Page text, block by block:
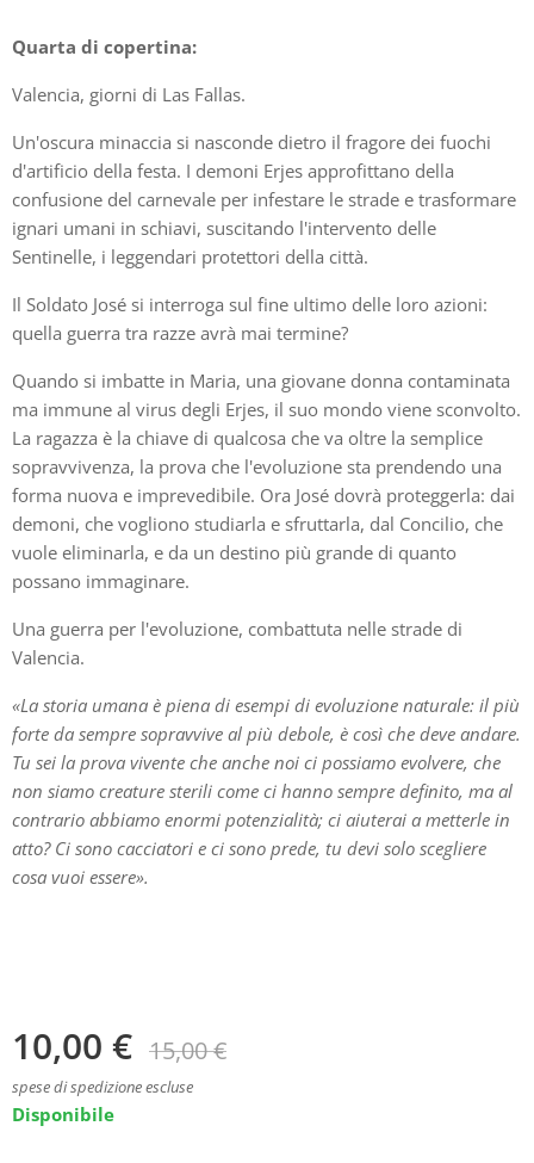
Quarta di copertina:
Valencia, giorni di Las Fallas.
Un'oscura minaccia si nasconde dietro il fragore dei fuochi
d'artificio della festa. I demoni Erjes approfittano della
confusione del carnevale per infestare le strade e trasformare
ignari umani in schiavi, suscitando l'intervento delle
Sentinelle, i leggendari protettori della città.
Il Soldato José si interroga sul fine ultimo delle loro azioni:
quella guerra tra razze avrà mai termine?
Quando si imbatte in Maria, una giovane donna contaminata
ma immune al virus degli Erjes, il suo mondo viene sconvolto.
La ragazza è la chiave di qualcosa che va oltre la semplice
sopravvivenza, la prova che l'evoluzione sta prendendo una
forma nuova e imprevedibile. Ora José dovrà proteggerla: dai
demoni, che vogliono studiarla e sfruttarla, dal Concilio, che
vuole eliminarla, e da un destino più grande di quanto
possano immaginare.
Una guerra per l'evoluzione, combattuta nelle strade di
Valencia.
«La storia umana è piena di esempi di evoluzione naturale: il più
forte da sempre sopravvive al più debole, è così che deve andare.
Tu sei la prova vivente che anche noi ci possiamo evolvere, che
non siamo creature sterili come ci hanno sempre definito, ma al
contrario abbiamo enormi potenzialità; ci aiuterai a metterle in
atto? Ci sono cacciatori e ci sono prede, tu devi solo scegliere
cosa vuoi essere».
10,00 € 15,00€
spese di spedizione escluse
Disponibile